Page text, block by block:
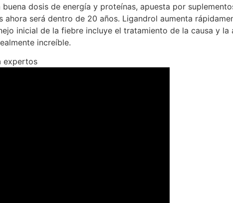
dosis de energía y proteínas, apuesta por
será dentro de 20 años. Ligandrol aumenta
inicial de la fiebre incluye el tratamiento de la causa y
increíble.